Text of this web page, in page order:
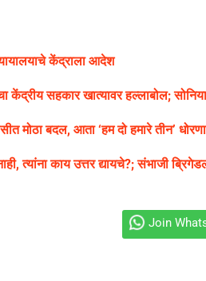
केंद्राला आदेश
केंद्रीय सहकार खात्यावर हल्लाबोल; सोनिया
मोठा बदल, आता ‘हम दो हमारे तीन’
त्यांना काय उत्तर द्यायचे?; संभाजी
Join